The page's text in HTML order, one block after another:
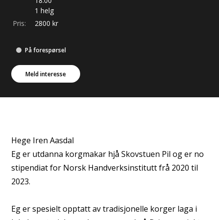
1 helg
Pris:
2800 kr
På forespørsel
Meld interesse
Hege Iren Aasdal
Eg er utdanna korgmakar hjå Skovstuen Pil og er no
stipendiat for Norsk Handverksinstitutt frå 2020 til
2023.
Eg er spesielt opptatt av tradisjonelle korger laga i